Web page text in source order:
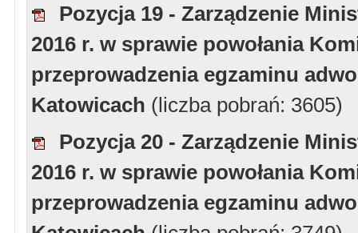
Pozycja 19 - Zarządzenie
2016 r. w sprawie powołania
przeprowadzenia egzaminu
Katowicach (liczba pobrań: 3605)
Pozycja 20 - Zarządzenie
2016 r. w sprawie powołania
przeprowadzenia egzaminu